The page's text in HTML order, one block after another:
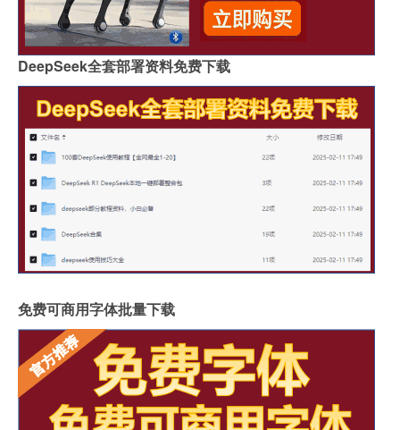
DeepSeek全套部署资料免费下载
免费可商用字体批量下载